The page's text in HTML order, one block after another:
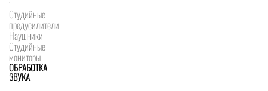
Студийные
предусилители
Наушники
Студийные
мониторы
ОБРАБОТКА
ЗВУКА